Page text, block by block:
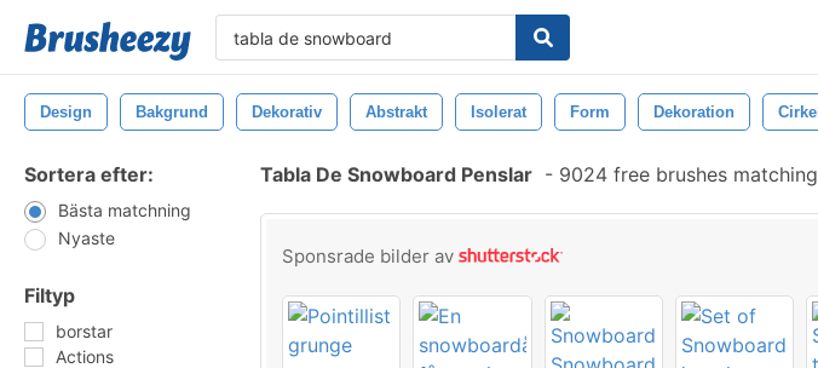
Design Bakgrund Dekorativ Abstrakt Isolerat Form Dekoration Cirkel
Sortera efter:
Bästa matchning
Nyaste
Filtyp
borstar
Actions
Tabla De Snowboard Penslar - 9024 free brushes matching
Sponsrade bilder av